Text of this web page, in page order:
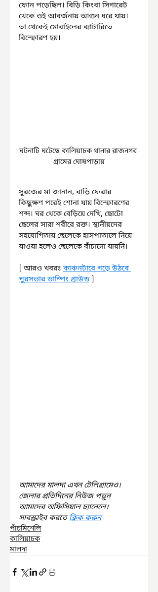
ফোন পড়েছিল। বিড়ি কিংবা সিগারেট
থেকে ওই আবর্জনায় আগুন ধরে যায়।
তা থেকেই মোবাইলের ব্যাটারিতে
বিস্ফোরণ হয়।
ঘটনাটি ঘটেছে কালিয়াচক থানার রাজনগর
গ্রামের ঘোষপাড়ায়
সুরজের মা জানান, বাড়ি ফেরার
কিছুক্ষণ পরেই শোনা যায় বিস্ফোরণের
শব্দ। ঘর থেকে বেড়িয়ে দেখি, ছোটো
ছেলের সারা শরীরে রক্ত। স্থানীয়দের
সহযোগিতায় ছেলেকে হাসপাতালে নিয়ে
যাওয়া হলেও ছেলেকে বাঁচানো যায়নি।
[ আরও খবরঃ কাঞ্চনটারে গড়ে উঠবে
পুরসভার ডাম্পিং গ্রাউন্ড ]
আমাদের মালদা এখন টেলিগ্রামেও।
জেলার প্রতিদিনের নিউজ পড়ুন
আমাদের অফিসিয়াল চ্যানেলে।
সাবস্ক্রাইব করতে ক্লিক করুন
পাঁচমিশেলি
কালিয়াচক
মালদা